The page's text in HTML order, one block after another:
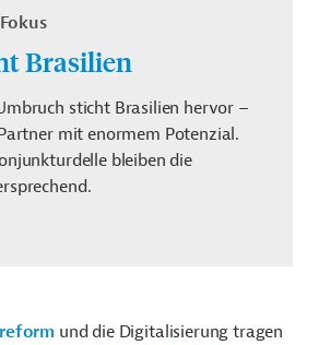
Brasilien
sticht Brasilien hervor –
mit enormem Potenzial.
bleiben die
und die Digitalisierung tragen